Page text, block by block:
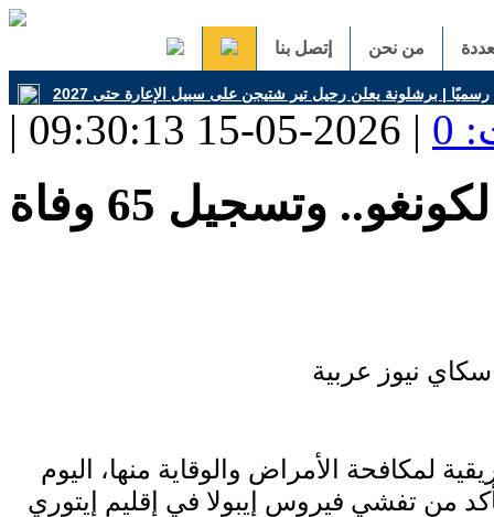
من نحن إتصل بنا
وتسجيل 65 وفاة
لمكافحة الأمراض والوقاية منها، اليوم
من تفشي فيروس إيبولا في إقليم إيتوري